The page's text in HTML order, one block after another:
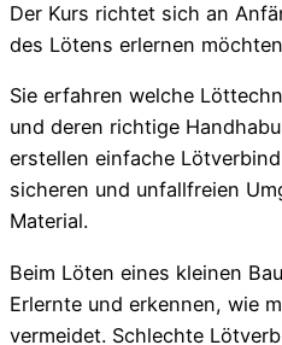
Der Kurs richtet sich an
des Lötens erlernen
Sie erfahren welche
und deren richtige
erstellen einfache
sicheren und unfallfreien
Material.
Beim Löten eines kleinen
Erlernte und erkennen, wie
vermeidet. Schlechte